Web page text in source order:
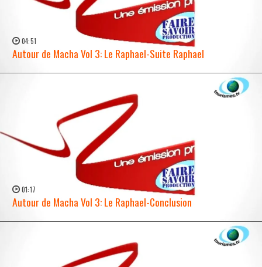
04:51
Autour de Macha Vol 3: Le Raphael-Suite Raphael
01:17
Autour de Macha Vol 3: Le Raphael-Conclusion